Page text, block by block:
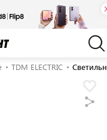
TDM ELECTRIC